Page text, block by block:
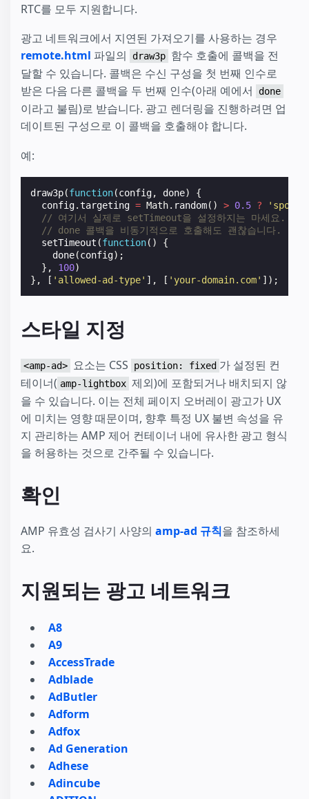
RTC를 모두 지원합니다.
광고 네트워크에서 지연된 가져오기를 사용하는 경우
remote.html 파일의 draw3p 함수 호출에 콜백을 전
달할 수 있습니다. 콜백은 수신 구성을 첫 번째 인수로
받은 다음 다른 콜백을 두 번째 인수(아래 예에서
done
이라고 불림)로 받습니다. 광고 렌더링을 진행하려면 업
데이트된 구성으로 이 콜백을 호출해야 합니다.
예:
draw3p(function(config, done)
{
config.targeting = Math. random() > 0.5 ?
'sport'
// 여기서 실제로 setTimeout을 설정하지는 마세요. 이
// done 콜백을 비동기적으로 호출해도 괜찮습니다.
setTimeout (function()
{
done(config);
},
100)
},
[ 'allowed-ad-type' ], [ 'your-domain.com' ]);
스타일 지정
<amp-ad> 요소는 CSS position: fixed 가 설정된 컨
테이너( amp-lightbox 제외)에 포함되거나 배치되지 않
을 수 있습니다. 이는 전체 페이지 오버레이 광고가 UX
에 미치는 영향 때문이며, 향후 특정 UX 불변 속성을 유
지 관리하는 AMP 제어 컨테이너 내에 유사한 광고 형식
을 허용하는 것으로 간주될 수 있습니다.
확인
AMP 유효성 검사기 사양의 amp-ad 규칙을 참조하세
요.
지원되는 광고 네트워크
A8
A9
AccessTrade
Adblade
AdButler
Adform
Adfox
Ad Generation
Adhese
Adincube